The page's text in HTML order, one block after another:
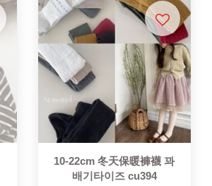
10-22cm 冬天保暖褲襪 꽈
배기타이즈 cu394